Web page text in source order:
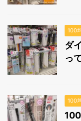
100
ダ
っ
100